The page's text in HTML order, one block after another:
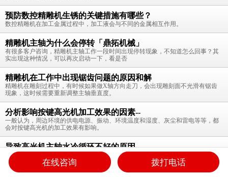
预防数控精雕机生锈的关键措施有哪些？
数控精雕机在加工金属过程中，加工液会与不同的金属相互作用。
精雕机主轴为什么会停转「鼎拓机械」
有很多客户咨询，精雕机主轴工作一段时间出现停转现象，不知道怎么回事？其
实出现这种情况，可以再次启动一下，看是否
精雕机在工作中出现锯齿问题的原因和解
精雕机在雕刻过程中，有时候如果做X轴方向走刀，会出现雕刻面不光滑有锯齿
现象，这时候需要重新调整主轴垂直度。
分析影响按键高光机加工效果的因素--
一般认为，周边环境的供电电源、振动、环境温度和湿度、灰尘和雷电等等，都
会对按键高光机的加工效果有影响。
导致高光机主轴水冷循环不好的原因--
高光机主轴是高光机的重要配件，也是高光机开机必运行的一个主要配件，高光
机的主轴水冷循环有时候不是很好
高光机 产品中心
在线咨询 拨打电话